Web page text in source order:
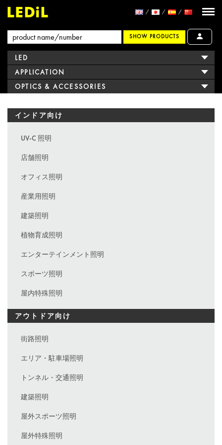
SHOW PRODUCTS
LED
APPLICATION
OPTICS & ACCESSORIES
インドア向け
UV-C 照明
店舗照明
オフィス照明
産業用照明
建築照明
植物育成照明
エンターテインメント照明
スポーツ照明
屋内特殊照明
アウトドア向け
街路照明
エリア・駐車場照明
トンネル・交通照明
建築照明
屋外スポーツ照明
屋外特殊照明